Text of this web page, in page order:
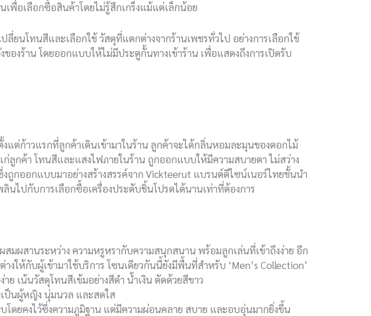
พื่อเลือกซื้อสินค้าโดยไม่รู้สึกเกร็งแม้แต่เล็กน้อย
ยนโทนสีและเลือกใช้ วัสดุที่แตกต่างจากร้านเพชรทั่วไป อย่างการเลือกใช้
องร้าน โดยออกแบบให้ไม่มีประตูกั้นทางเข้าร้าน เพื่อแสดงถึงการเปิดรับ
แต่ก้าวแรกที่ลูกค้าเดินเข้ามาในร้าน ลูกค้าจะได้กลิ่นหอมละมุนของดอกไม้
กค้า โทนสีและแสงไฟภายในร้าน ถูกออกแบบให้มีความสบายตา ไม่สว่าง
กออกแบบมาอย่างสร้างสรรค์จาก Vickteerut แบรนด์ดีไซน์เนอร์ไทยชั้นนำ
นไปกับการเลือกซื้อเครื่องประดับชิ้นโปรดได้นานเท่าที่ต้องการ
ผสานระหว่าง ความหรูหรากับความสนุกสนาน พร้อมลูกเล่นที่เข้าถึงง่าย อีก
ให้กับผู้เข้ามาใช้บริการ โซนเดียวกันนี้ยังมีพื้นที่สำหรับ ‘Men’s Collection’
เน้นวัสดุโทนสีเข้มอย่างสีดำ น้ำเงิน ตัดด้วยสีขาว
ป็นผู้หญิง นุ่มนวล และสดใส
ยคงไว้ซึ่งความภูมิฐาน แต่มีความผ่อนคลาย สบาย และอบอุ่นมากยิ่งขึ้น